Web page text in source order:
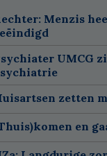
Menzis
UMCG
zetten
en